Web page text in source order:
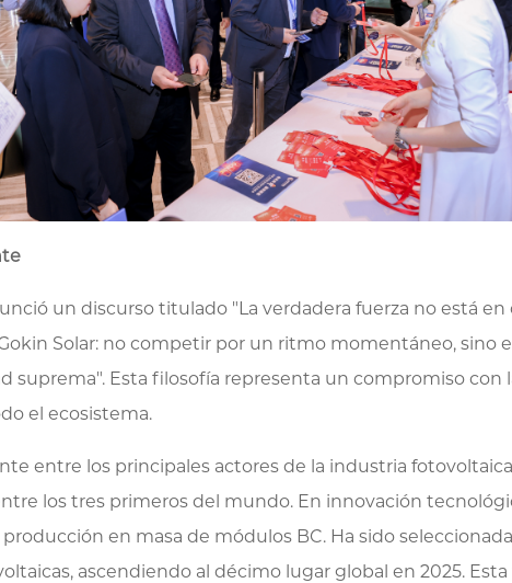
un discurso titulado "La verdadera fuerza no está
Solar: no competir por un ritmo momentáneo, sino
suprema". Esta filosofía representa un compromiso con
el ecosistema.
entre los principales actores de la industria
los tres primeros del mundo. En innovación
en masa de módulos BC. Ha sido
ascendiendo al décimo lugar global en 2025.